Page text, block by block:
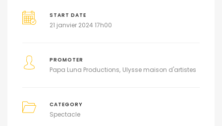
START DATE
21 janvier 2024 17h00
PROMOTER
Papa Luna Productions Ulysse maison d'artistes
CATEGORY
Spectacle